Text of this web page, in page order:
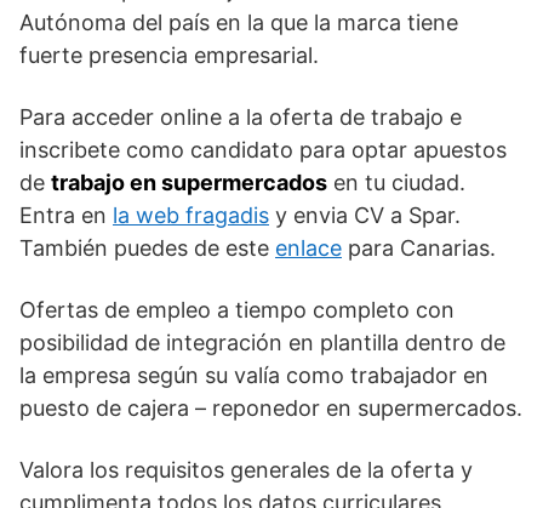
Autónoma del país en la que la marca tiene
fuerte presencia empresarial.
Para acceder online a la oferta de trabajo e
inscribete como candidato para optar apuestos
de trabajo en supermercados en tu ciudad.
Entra en la web fragadis y envia CV a Spar.
También puedes de este enlace para Canarias.
Ofertas de empleo a tiempo completo con
posibilidad de integración en plantilla dentro de
la empresa según su valía como trabajador en
puesto de cajera – reponedor en supermercados.
Valora los requisitos generales de la oferta y
cumplimenta todos los datos curriculares